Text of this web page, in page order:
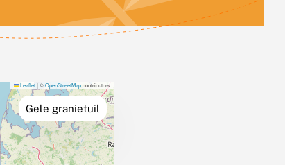
Gele granietuil
Leaflet|©OpenStreetMapcontributors